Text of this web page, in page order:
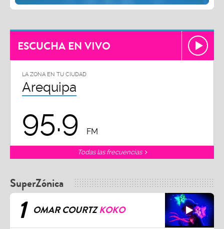
ESCUCHA EN VIVO
LA ZONA EN TU CIUDAD
Arequipa
95.9 FM
Todas las frecuencias
SuperZónica
1 OMAR COURTZKOKO